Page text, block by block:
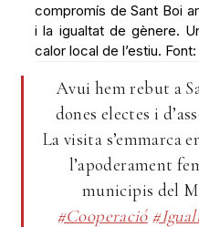
compromís de Sant Boi
i la igualtat de gènere.
calor local de l’estiu. Font:
Avui hem rebut a
dones electes i
La visita s’emmarca
l’apoderament
municipis del
#Cooperació